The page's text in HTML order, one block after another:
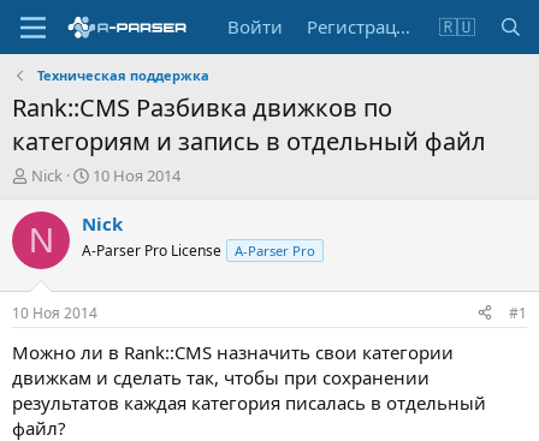
Войти Регистрация 🇷🇺
Техническая поддержка
Rank::CMS Разбивка движков по
категориям и запись в отдельный файл
А
т
о
т
е
м
ы
Nick
Д
т
н
ч
а
л
10 Ноя 2014
N Nick
A-Parser Pro License A-Parser Pro
10 Ноя 2014 #1
Можно ли в Rank::CMS назначить свои категории
движкам и сделать так, чтобы при сохранении
результатов каждая категория писалась в отдельный
файл?